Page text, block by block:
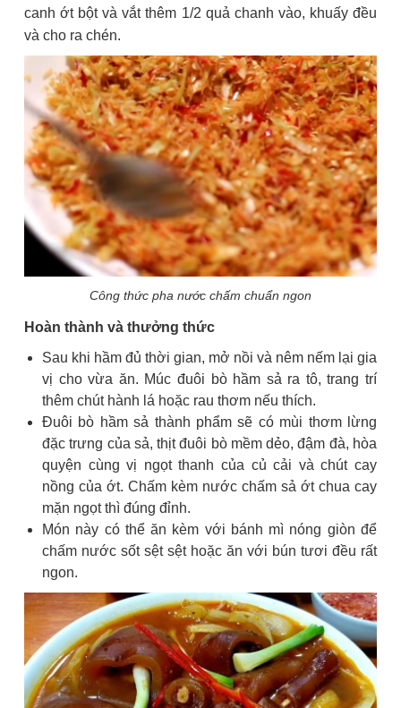
canh ớt bột và vắt thêm 1/2 quả chanh vào, khuấy đều
và cho ra chén.
Công thức pha nước chấm chuẩn ngon
Hoàn thành và thưởng thức
Sau khi hầm đủ thời gian, mở nồi và nêm nếm lại gia
vị cho vừa ăn. Múc đuôi bò hầm sả ra tô, trang trí
thêm chút hành lá hoặc rau thơm nếu thích.
Đuôi bò hầm sả thành phẩm sẽ có mùi thơm lừng
đặc trưng của sả, thịt đuôi bò mềm dẻo, đậm đà, hòa
quyện cùng vị ngọt thanh của củ cải và chút cay
nồng của ớt. Chấm kèm nước chấm sả ớt chua cay
mặn ngọt thì đúng đỉnh.
Món này có thể ăn kèm với bánh mì nóng giòn để
chấm nước sốt sệt sệt hoặc ăn với bún tươi đều rất
ngon.